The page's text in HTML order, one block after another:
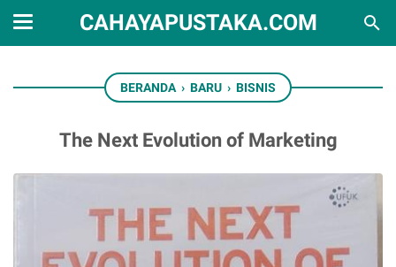
CAHAYAPUSTAKA.COM
BERANDA › BARU › BISNIS
The Next Evolution of Marketing